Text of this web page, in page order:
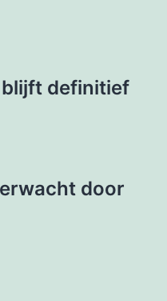
blijft definitief
door